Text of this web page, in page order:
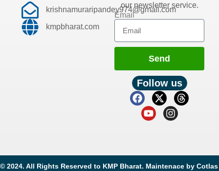
krishnamuraripandey974@gmail.com
kmpbharat.com
our newsletter service.
Email
Send
Follow us
© 2024. All Rights Reserved to KMP Bharat. Maintenace by Cotlas